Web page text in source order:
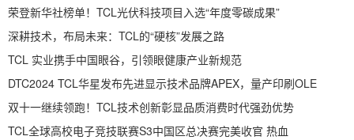
荣登新华社榜单！TCL光伏科技项目入选“年度零碳成果”
深耕技术，布局未来：TCL的“硬核”发展之路
TCL 实业携手中国眼谷，引领眼健康产业新规范
DTC2024 TCL华星发布先进显示技术品牌APEX，量产印刷OLE
双十一继续领跑！TCL技术创新彰显品质消费时代强劲优势
TCL全球高校电子竞技联赛S3中国区总决赛完美收官 热血